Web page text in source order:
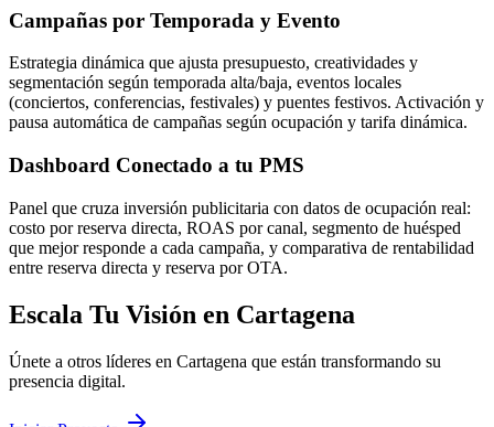
Campañas por Temporada y Evento
Estrategia dinámica que ajusta presupuesto, creatividades y
segmentación según temporada alta/baja, eventos locales
(conciertos, conferencias, festivales) y puentes festivos. Activación y
pausa automática de campañas según ocupación y tarifa dinámica.
Dashboard Conectado a tu PMS
Panel que cruza inversión publicitaria con datos de ocupación real:
costo por reserva directa, ROAS por canal, segmento de huésped
que mejor responde a cada campaña, y comparativa de rentabilidad
entre reserva directa y reserva por OTA.
Escala Tu Visión en Cartagena
Únete a otros líderes en Cartagena que están transformando su
presencia digital.